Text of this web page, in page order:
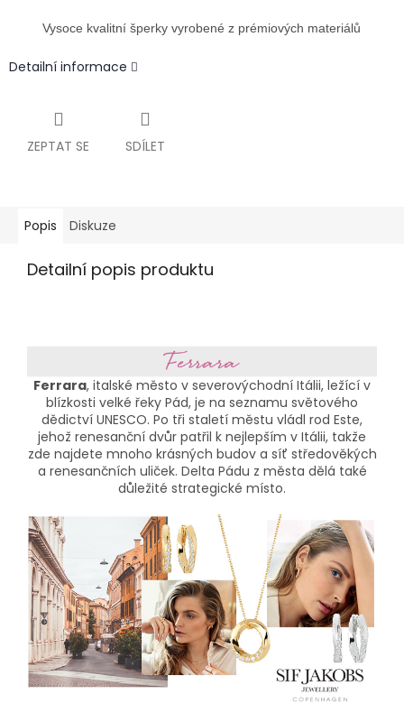
Vysoce kvalitní šperky vyrobené z prémiových materiálů
Detailní informace
ZEPTAT SE SDÍLET
Popis Diskuze
Detailní popis produktu
Ferrara, italské město v severovýchodní Itálii, ležící v
blízkosti velké řeky Pád, je na seznamu světového
dědictví UNESCO. Po tři staletí městu vládl rod Este,
jehož renesanční dvůr patřil k nejlepším v Itálii, takže
zde najdete mnoho krásných budov a síť středověkých
a renesančních uliček. Delta Pádu z města dělá také
důležité strategické místo.